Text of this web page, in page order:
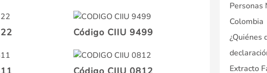
Código CIIU 9499
Personas
Colombia
¿Quiénes
Extracto